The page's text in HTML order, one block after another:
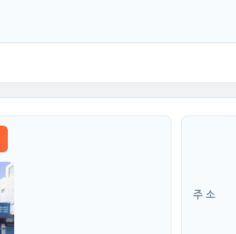
주 소